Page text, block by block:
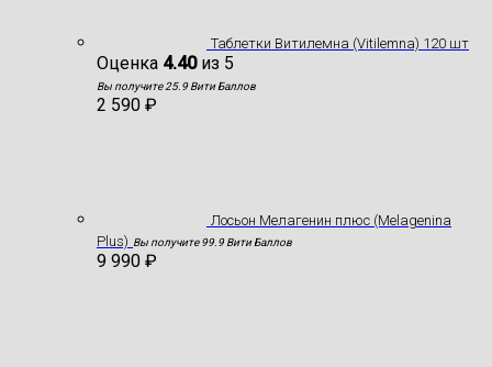
Таблетки Витилемна (Vitilemna) 120 шт
Оценка 4.40из 5
Вы получите 25.9 Вити Баллов
2 590 ₽
Лосьон Мелагенин плюс (Melagenina
Plus) Вы получите 99.9 Вити Баллов
9 990 ₽